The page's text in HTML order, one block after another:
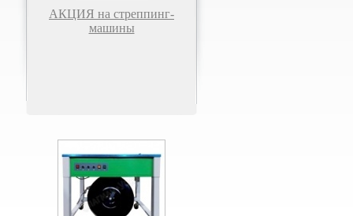
АКЦИЯ на стреппинг-
машины